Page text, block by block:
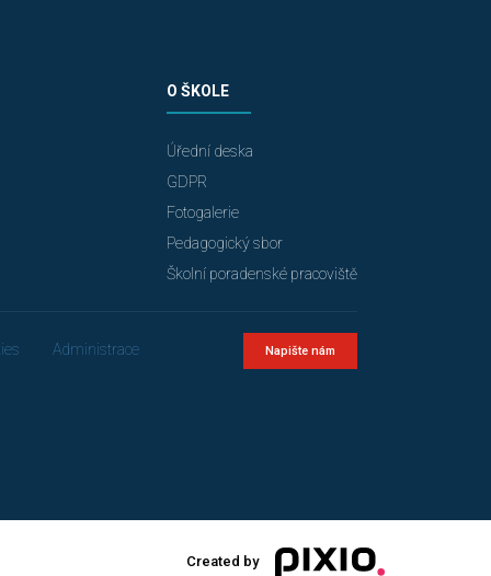
O ŠKOLE
Úřední deska
GDPR
Fotogalerie
Pedagogický sbor
Školní poradenské pracoviště
Administrace Napište nám
Created by